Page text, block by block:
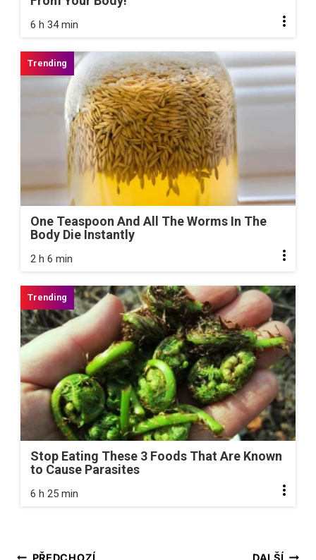
6 h 34 min
One Teaspoon And All The Worms In The
Body Die Instantly
2 h 6 min
Stop Eating These 3 Foods That Are Known
to Cause Parasites
6 h 25 min
PŘEDCHOZÍ DALŠÍ